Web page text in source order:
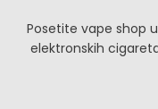
Posetite vape shop
elektronskih